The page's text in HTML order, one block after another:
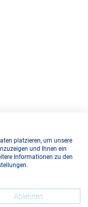
platzieren, um unsere
und Ihnen ein
Informationen zu den
Ablehnen